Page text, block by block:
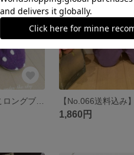
【No.065】ふわもこロングブーツのルームシューズ
1,860円